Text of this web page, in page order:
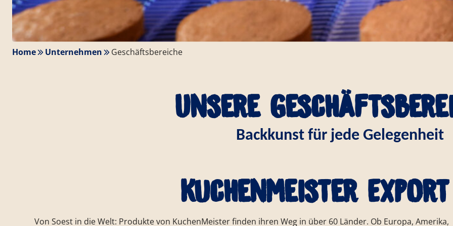
Home Unternehmen Geschäftsbereiche
Unsere
Backkunst für jede Gelegenheit
KuchenMeister Export
Von Soest in die Welt: Produkte von KuchenMeister finden ihren Weg in über 60 Länder. Ob Europa, Amerika,